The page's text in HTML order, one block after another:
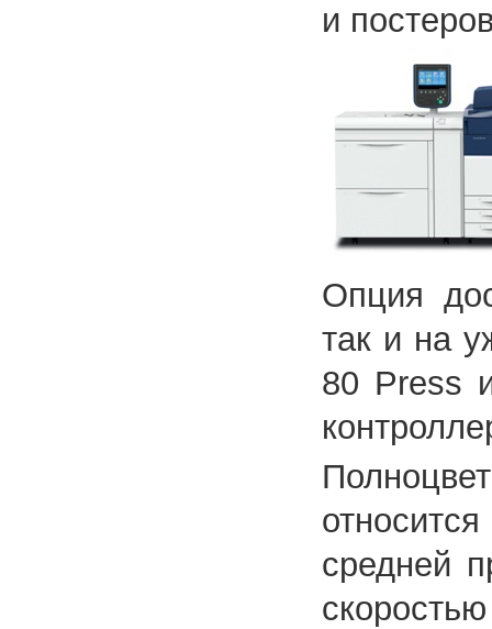
и
Опция
так и на
80 Press
средней